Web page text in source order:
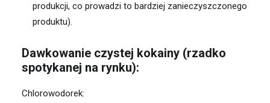
produkcji, co prowadzi to bardziej zanieczyszczonego
produktu).
Dawkowanie czystej kokainy (rzadko
spotykanej na rynku):
Chlorowodorek: